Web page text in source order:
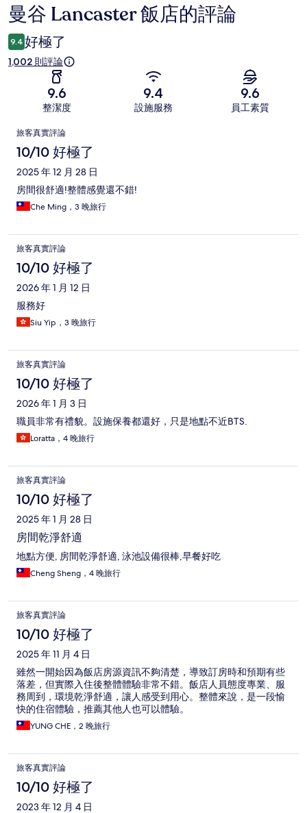
評
論
曼谷 Lancaster 飯店的評論
9.4 好極了
1,002 則評論
9.6
整潔度
9.4
設施服務
9.6
員工素質
評
論
旅客真實評論
10/10 好極了
2025 年 12 月 28 日
房間很舒適!整體感覺還不錯!
Che Ming，3 晚旅行
旅客真實評論
10/10 好極了
2026 年 1 月 12 日
服務好
Siu Yip，3 晚旅行
旅客真實評論
10/10 好極了
2026 年 1 月 3 日
職員非常有禮貌。設施保養都還好，只是地點不近BTS.
Loratta，4 晚旅行
旅客真實評論
10/10 好極了
2025 年 1 月 28 日
房間乾淨舒適
地點方便, 房間乾淨舒適, 泳池設備很棒,早餐好吃
Cheng Sheng，4 晚旅行
旅客真實評論
10/10 好極了
2025 年 11 月 4 日
雖然一開始因為飯店房源資訊不夠清楚，導致訂房時和預期有些
落差，但實際入住後整體體驗非常不錯。飯店人員態度專業、服
務周到，環境乾淨舒適，讓人感受到用心。整體來說，是一段愉
快的住宿體驗，推薦其他人也可以體驗。
YUNG CHE，2 晚旅行
旅客真實評論
10/10 好極了
2023 年 12 月 4 日